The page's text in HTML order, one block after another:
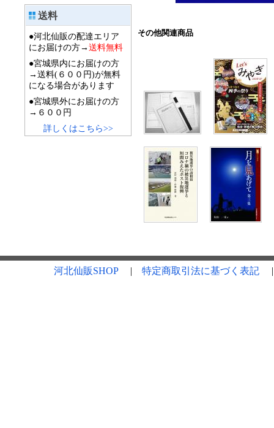
送料
●河北仙販の配達エリア
にお届けの方→送料無料
●宮城県内にお届けの方
→送料(６００円)が無料
になる場合があります
●宮城県外にお届けの方
→６００円
詳しくはこちら>>
その他関連商品
河北仙販SHOP| 特定商取引法に基づく表記